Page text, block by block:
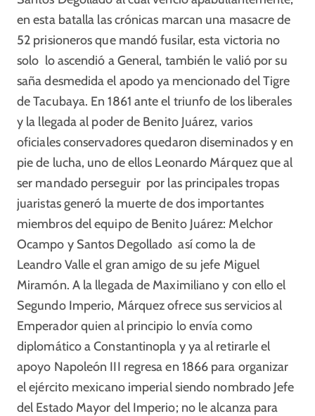
en esta batalla las crónicas marcan una masacre de
52 prisioneros que mandó fusilar, esta victoria no
solo lo ascendió a General, también le valió por su
saña desmedida el apodo ya mencionado del Tigre
de Tacubaya. En 1861 ante el triunfo de los liberales
y la llegada al poder de Benito Juárez, varios
oficiales conservadores quedaron diseminados y en
pie de lucha, uno de ellos Leonardo Márquez que al
ser mandado perseguir por las principales tropas
juaristas generó la muerte de dos importantes
miembros del equipo de Benito Juárez: Melchor
Ocampo y Santos Degollado así como la de
Leandro Valle el gran amigo de su jefe Miguel
Miramón. A la llegada de Maximiliano y con ello el
Segundo Imperio, Márquez ofrece sus servicios al
Emperador quien al principio lo envía como
diplomático a Constantinopla y ya al retirarle el
apoyo Napoleón III regresa en 1866 para organizar
el ejército mexicano imperial siendo nombrado Jefe
del Estado Mayor del Imperio; no le alcanza para